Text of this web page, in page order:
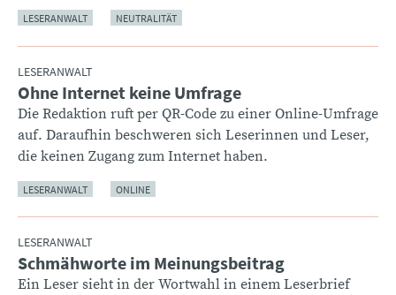
LESERANWALT NEUTRALITÄT
LESERANWALT
:Ohne Internet keine Umfrage
Die Redaktion ruft per QR-Code zu einer Online-Umfrage
auf. Daraufhin beschweren sich Leserinnen und Leser,
die keinen Zugang zum Internet haben.
LESERANWALT ONLINE
LESERANWALT
:Schmähworte im Meinungsbeitrag
Ein Leser sieht in der Wortwahl in einem Leserbrief